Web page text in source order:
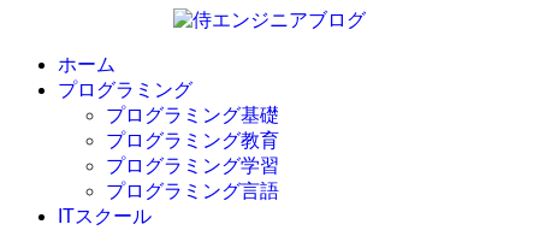
ホーム
プログラミング
プログラミング基礎
プログラミング教育
プログラミング学習
プログラミング言語
ITスクール